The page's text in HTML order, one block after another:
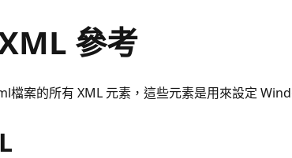
參考
檔案的所有 XML 元素，這些元素是用來設定